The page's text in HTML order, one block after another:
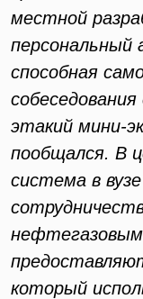
местной
персональный
способная
этакий мини-
пообщался. В
система в
который